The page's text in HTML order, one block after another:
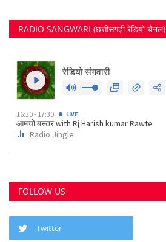
RADIO SANGWARI (छत्तीसगढ़ी रेडियो चैनल)
FOLLOW US
Twitter